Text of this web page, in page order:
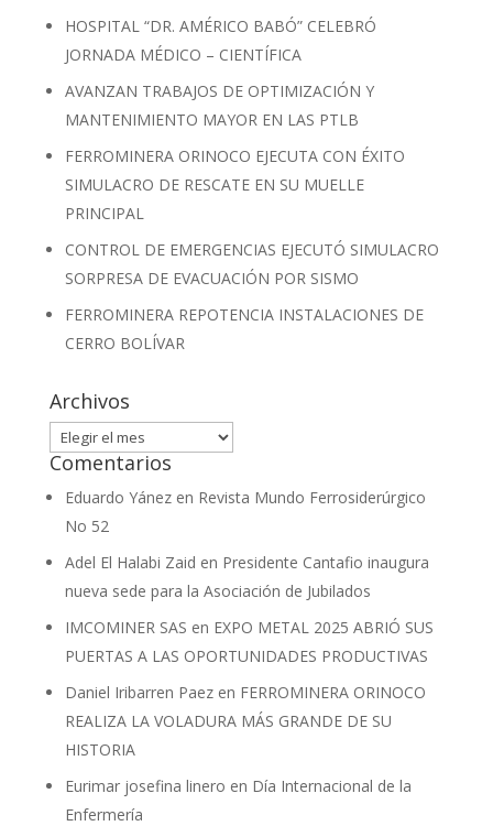
HOSPITAL “DR. AMÉRICO BABÓ” CELEBRÓ
JORNADA MÉDICO – CIENTÍFICA
AVANZAN TRABAJOS DE OPTIMIZACIÓN Y
MANTENIMIENTO MAYOR EN LAS PTLB
FERROMINERA ORINOCO EJECUTA CON ÉXITO
SIMULACRO DE RESCATE EN SU MUELLE
PRINCIPAL
CONTROL DE EMERGENCIAS EJECUTÓ SIMULACRO
SORPRESA DE EVACUACIÓN POR SISMO
FERROMINERA REPOTENCIA INSTALACIONES DE
CERRO BOLÍVAR
Archivos
Archivos
Comentarios
Eduardo Yánezen Revista Mundo Ferrosiderúrgico
No 52
Adel El Halabi Zaid en Presidente Cantafio inaugura
nueva sede para la Asociación de Jubilados
IMCOMINER SAS en EXPO METAL 2025 ABRIÓ SUS
PUERTAS A LAS OPORTUNIDADES PRODUCTIVAS
Daniel Iribarren Paezen FERROMINERA ORINOCO
REALIZA LA VOLADURA MÁS GRANDE DE SU
HISTORIA
Eurimar josefina linero en Día Internacional de la
Enfermería